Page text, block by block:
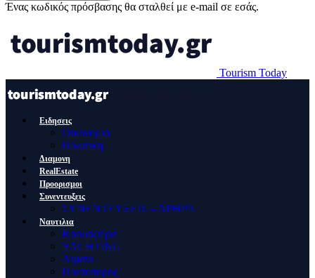
Ένας κωδικός πρόσβασης θα σταλθεί με e-mail σε εσάς.
Tourism Today
Ειδησεις
Οικονομια
Πολιτικη
Διαμονη
RealEstate
Προορισμοι
Συνεντευξεις
ΣΥΝΕΝΤΕΥΞΕΙΣ – ΑΡΘΡΑ
Ναυτιλια
Κρουαζιερα
YACHTING
Λιμανι
Ποντοπορος